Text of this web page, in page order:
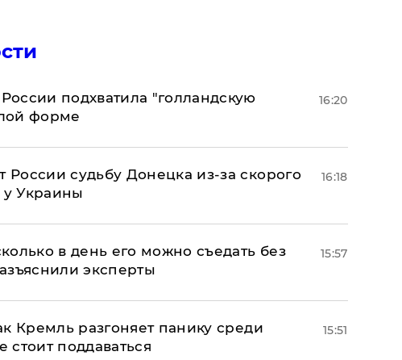
подхватила "голландскую
форме
16:20
России судьбу Донецка из-за скорого
у Украины
16:18
в день его можно съедать без
эксперты
15:57
Кремль разгоняет панику среди
поддаваться
15:51